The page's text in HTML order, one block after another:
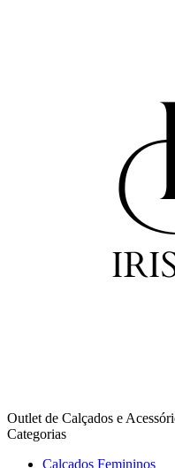
Outlet de Calçados e
Categorias
Calçados Femininos